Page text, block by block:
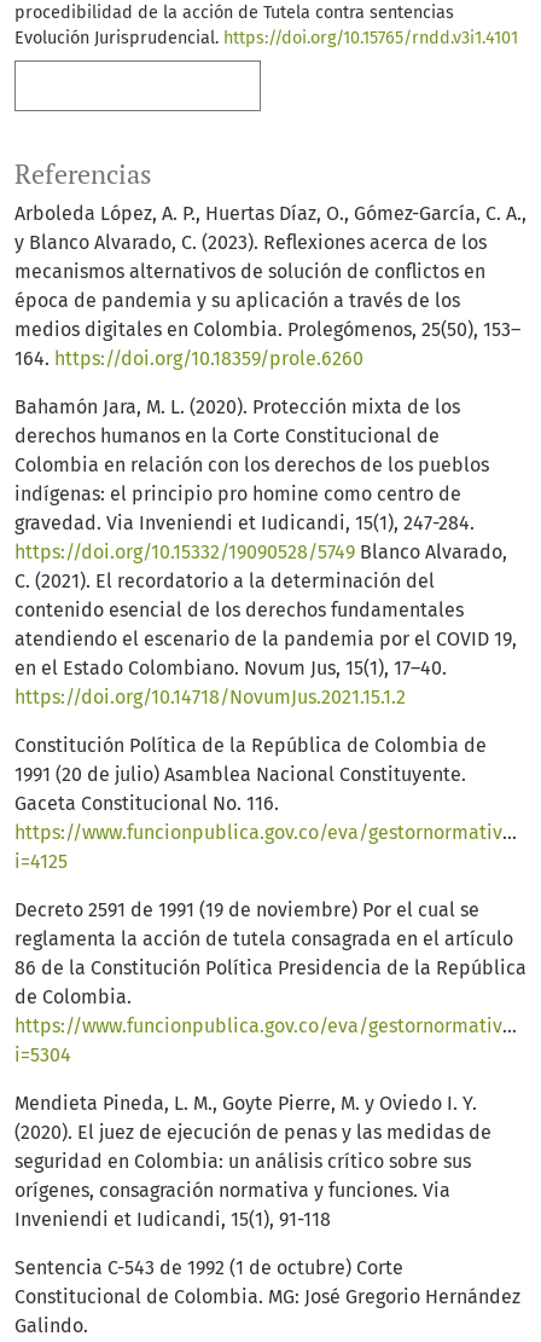
procedibilidad de la acción de Tutela contra sentencias
Evolución Jurisprudencial. https://doi.org/10.15765/rndd.v3i1.4101
Referencias
Arboleda López, A. P., Huertas Díaz, O., Gómez-García, C. A.,
y Blanco Alvarado, C. (2023). Reflexiones acerca de los
mecanismos alternativos de solución de conflictos en
época de pandemia y su aplicación a través de los
medios digitales en Colombia. Prolegómenos, 25(50), 153–
164. https://doi.org/10.18359/prole.6260
Bahamón Jara, M. L. (2020). Protección mixta de los
derechos humanos en la Corte Constitucional de
Colombia en relación con los derechos de los pueblos
indígenas: el principio pro homine como centro de
gravedad. Via Inveniendi et Iudicandi, 15(1), 247-284.
https://doi.org/10.15332/19090528/5749 Blanco Alvarado,
C. (2021). El recordatorio a la determinación del
contenido esencial de los derechos fundamentales
atendiendo el escenario de la pandemia por el COVID 19,
en el Estado Colombiano. Novum Jus, 15(1), 17–40.
https://doi.org/10.14718/NovumJus.2021.15.1.2
Constitución Política de la República de Colombia de
1991 (20 de julio) Asamblea Nacional Constituyente.
Gaceta Constitucional No. 116.
https://www.funcionpublica.gov.co/eva/gestornormativo/
i=4125
Decreto 2591 de 1991 (19 de noviembre) Por el cual se
reglamenta la acción de tutela consagrada en el artículo
86 de la Constitución Política Presidencia de la República
de Colombia.
https://www.funcionpublica.gov.co/eva/gestornormativo/
i=5304
Mendieta Pineda, L. M., Goyte Pierre, M. y Oviedo I. Y.
(2020). El juez de ejecución de penas y las medidas de
seguridad en Colombia: un análisis crítico sobre sus
orígenes, consagración normativa y funciones. Via
Inveniendi et Iudicandi, 15(1), 91-118
Sentencia C-543 de 1992 (1 de octubre) Corte
Constitucional de Colombia. MG: José Gregorio Hernández
Galindo.